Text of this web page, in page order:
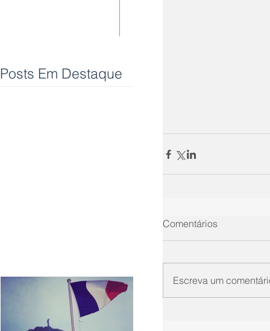
Posts Em Destaque
Comentários
Escreva um